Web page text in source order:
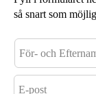
så snart som
F
ö
rE